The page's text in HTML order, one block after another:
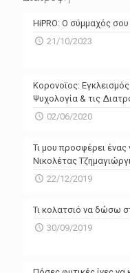
N/A
Powered by Forecast.io
HiPRO: Ο σύμμαχός
21/10/2023
Κορονοϊος:
Ψυχολογία & τις
02/06/2020
Τι μου προσφέρει ένας
Νικολέτας
22/12/2019
Τι κολατσιό να δώσω
30/09/2019